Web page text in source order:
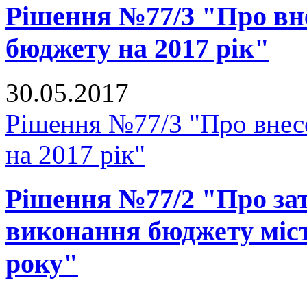
Рішення №77/3 "Про
бюджету на 2017 рік"
30.05.2017
Рішення №77/3 "Про
на 2017 рік"
Рішення №77/2 "Про
виконання бюджету
року"